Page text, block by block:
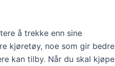
å trekke enn sine
kjøretøy, noe som gir bedre
kan tilby. Når du skal kjøpe